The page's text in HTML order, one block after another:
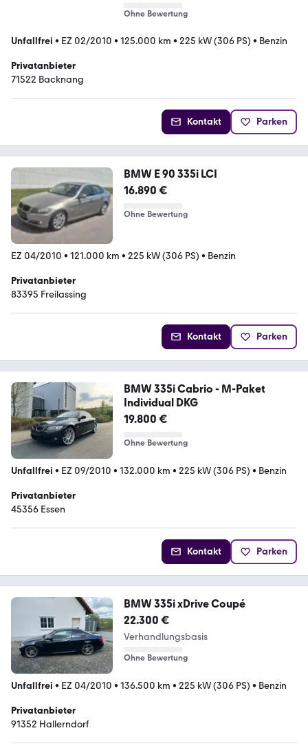
Ohne Bewertung
Unfallfrei • EZ 02/2010 • 125.000 km • 225 kW (306 PS) • Benzin
Privatanbieter
71522 Backnang
Kontakt Parken
BMW E 90 335i LCI
16.890 €
Ohne Bewertung
EZ 04/2010 • 121.000 km • 225 kW (306 PS) • Benzin
Privatanbieter
83395 Freilassing
Kontakt Parken
BMW 335i Cabrio - M-Paket
Individual DKG
19.800 €
Ohne Bewertung
Unfallfrei • EZ 09/2010 • 132.000 km • 225 kW (306 PS) • Benzin
Privatanbieter
45356 Essen
Kontakt Parken
BMW 335i xDrive Coupé
22.300 €
Verhandlungsbasis
Ohne Bewertung
Unfallfrei • EZ 04/2010 • 136.500 km • 225 kW (306 PS) • Benzin
Privatanbieter
91352 Hallerndorf